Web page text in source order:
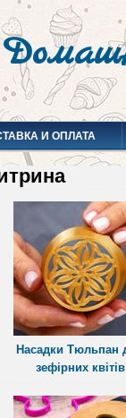
И ОПЛАТА
Насадки Тюльпан
зефірних квітів